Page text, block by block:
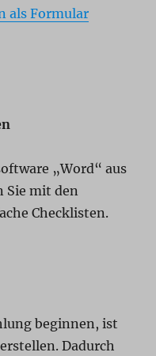
als Formular
„Word“ aus
Sie mit den
Checklisten.
beginnen, ist
Dadurch